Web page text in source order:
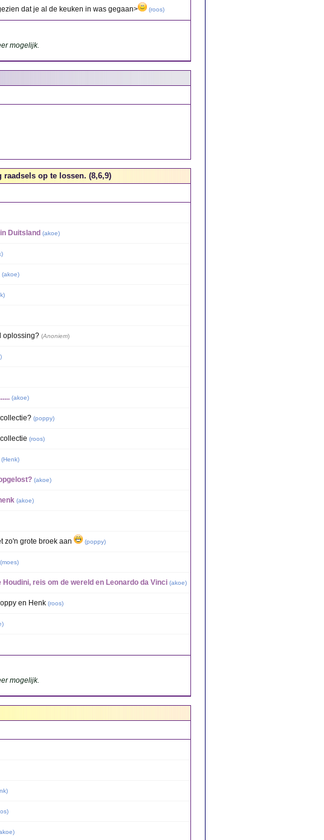
dat je al de keuken in was gegaan> (roos)
mogelijk.
op te lossen. (8,6,9)
Duitsland (akoe)
)
(akoe)
)
oplossing? (Anoniem)
)
(akoe)
(poppy)
(roos)
(Henk)
(akoe)
(akoe)
zo'n grote broek aan (poppy)
(moes)
Houdini, reis om de wereld en Leonardo da Vinci (akoe)
en Henk (roos)
)
mogelijk.
)
)
)